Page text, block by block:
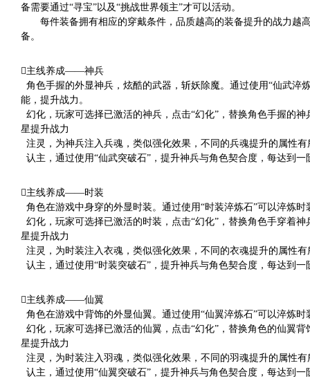
备需要通过“寻宝”以及“挑战世界领主”才可以活动。
每件装备拥有相应的穿戴条件，品质越高的装备提升的战力越
备。
主线养成——神兵
角色手握的外显神兵，炫酷的武器，斩妖除魔。通过使用“仙武淬
能，提升战力。
幻化，玩家可选择已激活的神兵，点击“幻化”，替换角色手握的
星提升战力
注灵，为神兵注入兵魂，类似强化效果，不同的兵魂提升的属性
认主，通过使用“仙武突破石”，提升神兵与角色契合度，每达到
主线养成——时装
角色在游戏中身穿的外显时装。通过使用“时装淬炼石”可以淬炼
幻化，玩家可选择已激活的时装，点击“幻化”，替换角色手穿着
星提升战力
注灵，为时装注入衣魂，类似强化效果，不同的衣魂提升的属性
认主，通过使用“时装突破石”，提升神兵与角色契合度，每达到
主线养成——仙翼
角色在游戏中背饰的外显仙翼。通过使用“仙翼淬炼石”可以淬炼
幻化，玩家可选择已激活的仙翼，点击“幻化”，替换角色的仙翼
星提升战力
注灵，为时装注入羽魂，类似强化效果，不同的羽魂提升的属性
认主，通过使用“仙翼突破石”，提升神兵与角色契合度，每达到